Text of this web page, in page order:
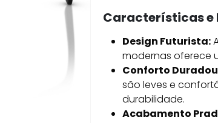
Características e
Design Futurista:
modernas oferece
Conforto
são leves e
durabilidade.
Acabamento